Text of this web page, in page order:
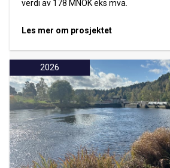
verdi av 178 MNOK eks mva.
Les mer om prosjektet
2026